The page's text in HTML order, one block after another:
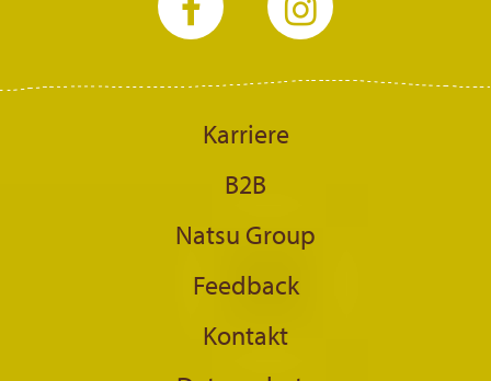
Karriere
B2B
Natsu Group
Feedback
Kontakt